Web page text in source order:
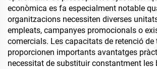
econòmica es fa especialment notable
organitzacions necessiten diverses
empleats, campanyes promocionals o
comercials. Les capacitats de retenció de
proporcionen importants avantatges
necessitat de substituir constantment les